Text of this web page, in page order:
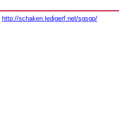
http://schaken.ledigerf.net/sgsgp/